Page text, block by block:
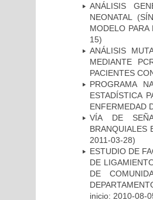
ANÁLISIS
NEONATAL
MODELO
15)
ANÁLISIS
MEDIANTE
PACIENTES
PROGRAMA
ESTADÍSTICA
ENFERMEDAD
VÍA DE
BRANQUIALES
2011-03-28)
ESTUDIO DE
DE
DE
inicio: 2010-08-